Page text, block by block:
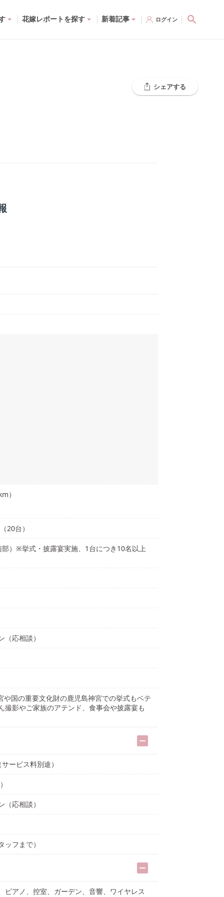
花嫁レポートを探す 新着記事 ログイン
シェアする
）
20台）
）※挙式・披露宴実施、1台につき10名以上
応相談）
国の重要文化財の鹿児島神宮での挙式もベテ
影やご家族のアテンド、食事会や披露宴も
ービス料別途）
応相談）
フまで）
アノ、控室、ガーデン、音響、ワイヤレス